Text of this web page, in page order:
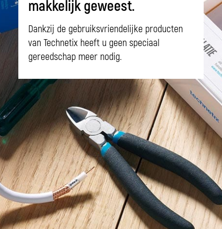
makkelijk geweest.
Dankzij de gebruiksvriendelijke producten
van Technetix heeft u geen speciaal
gereedschap meer nodig.